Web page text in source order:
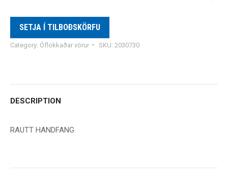
SETJA Í TILBOÐSKÖRFU
Category: Óflokkaðar vörur SKU: 2030730
DESCRIPTION
RAUTT HANDFANG